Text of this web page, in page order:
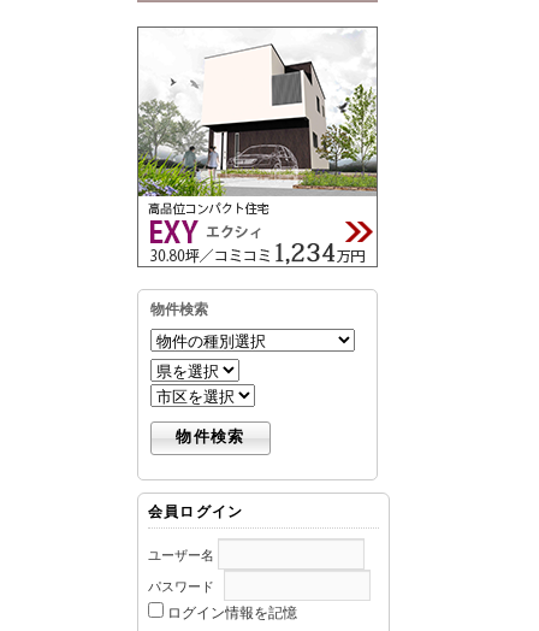
物件検索
会員ログイン
ユーザー名
パスワード
ログイン情報を記憶